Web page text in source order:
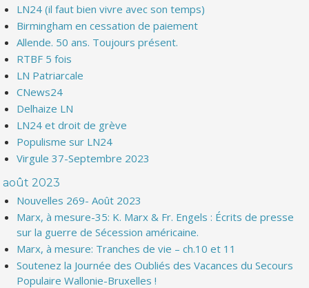
LN24 (il faut bien vivre avec son temps)
Birmingham en cessation de paiement
Allende. 50 ans. Toujours présent.
RTBF 5 fois
LN Patriarcale
CNews24
Delhaize LN
LN24 et droit de grève
Populisme sur LN24
Virgule 37-Septembre 2023
août 2023
Nouvelles 269- Août 2023
Marx, à mesure-35: K. Marx & Fr. Engels : Écrits de presse
sur la guerre de Sécession américaine.
Marx, à mesure: Tranches de vie – ch.10 et 11
Soutenez la Journée des Oubliés des Vacances du Secours
Populaire Wallonie-Bruxelles !